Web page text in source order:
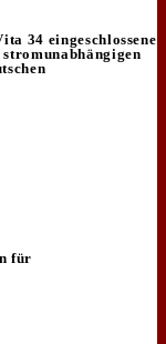
34 eingeschlossene
für